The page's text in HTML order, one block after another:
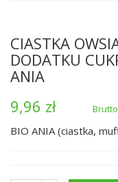
CIASTKA
DODATKU
ANIA
9,96 zł
Brutto
BIO ANIA (ciastka,